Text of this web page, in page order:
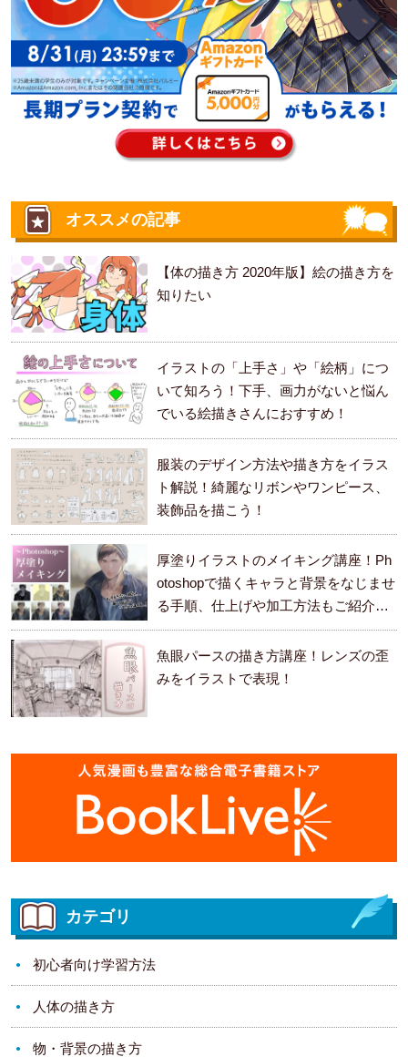
オススメの記事
【体の描き方 2020年版】絵の描き方を
知りたい
イラストの「上手さ」や「絵柄」につ
いて知ろう！下手、画力がないと悩ん
でいる絵描きさんにおすすめ！
服装のデザイン方法や描き方をイラス
ト解説！綺麗なリボンやワンピース、
装飾品を描こう！
厚塗りイラストのメイキング講座！Ph
otoshopで描くキャラと背景をなじませ
る手順、仕上げや加工方法もご紹介し
ます。
魚眼パースの描き方講座！レンズの歪
みをイラストで表現！
カテゴリ
初心者向け学習方法
人体の描き方
物・背景の描き方